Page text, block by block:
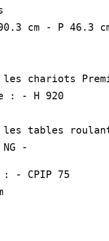
cm - P 46.3
les chariots
: - H 920
les tables
NG -
: - CPIP 75